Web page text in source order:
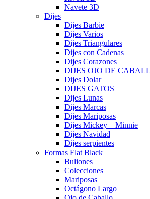
Navete 3D
Dijes
Dijes Barbie
Dijes Varios
Dijes Triangulares
Dijes con Cadenas
Dijes Corazones
DIJES OJO DE
Dijes Dolar
DIJES GATOS
Dijes Lunas
Dijes Marcas
Dijes Mariposas
Dijes Mickey – Minnie
Dijes Navidad
Dijes serpientes
Formas Flat Black
Buliones
Colecciones
Mariposas
Octágono Largo